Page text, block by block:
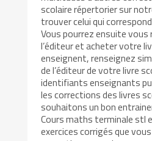
scolaire répertorier sur
trouver celui qui
Vous pourrez ensuite vous
l’éditeur et acheter votre
enseignent, renseignez
de l’éditeur de votre livre
identifiants enseignants
les corrections des livres
souhaitons un bon
Cours maths terminale stl
exercices corrigés que